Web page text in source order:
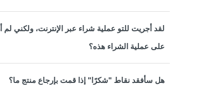
لقد أجريت للتو عملية شراء عبر الإنترنت،
على عملية الشراء هذه؟
هل سأفقد نقاط "شكرًا" إذا قمت بإرجاع منتج ما؟